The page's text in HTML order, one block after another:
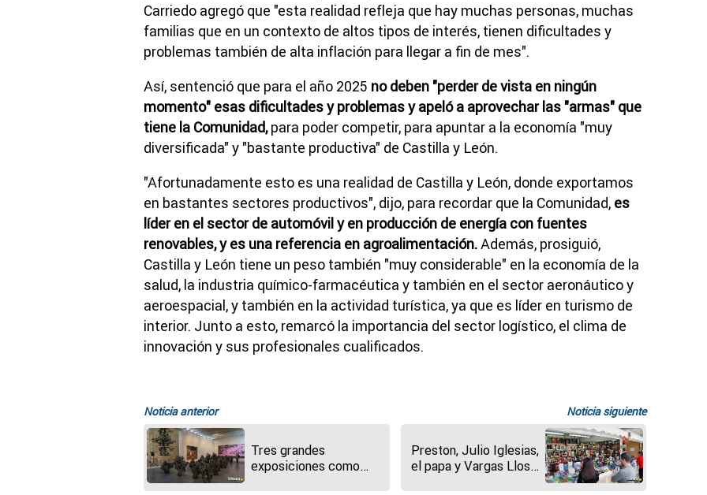
Carriedo agregó que "esta realidad refleja que hay muchas personas, muchas
familias que en un contexto de altos tipos de interés, tienen dificultades y
problemas también de alta inflación para llegar a fin de mes".
Así, sentenció que para el año 2025 no deben "perder de vista en ningún
momento" esas dificultades y problemas y apeló a aprovechar las "armas" que
tiene la Comunidad,para poder competir, para apuntar a la economía "muy
diversificada" y "bastante productiva" de Castilla y León.
"Afortunadamente esto es una realidad de Castilla y León, donde exportamos
en bastantes sectores productivos", dijo, para recordar que la Comunidad, es
líder en el sector de automóvil y en producción de energía con fuentes
renovables, y es una referencia en agroalimentación.Además, prosiguió,
Castilla y León tiene un peso también "muy considerable" en la economía de la
salud, la industria químico-farmacéutica y también en el sector aeronáutico y
aeroespacial, y también en la actividad turística, ya que es líder en turismo de
interior. Junto a esto, remarcó la importancia del sector logístico, el clima de
innovación y sus profesionales cualificados.
Noticia anterior
Tres grandes
exposiciones como
Noticia siguiente
Preston, Julio Iglesias,
el papa y Vargas Llosa,